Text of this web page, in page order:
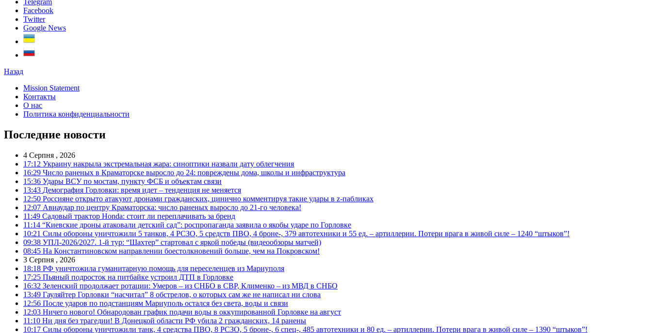
Telegram
Facebook
Twitter
Google News
Назад
Mission Statement
Контакты
О нас
Политика конфиденциальности
Последние новости
4 Серпня , 2026
17:12 Украину накрыла экстремальная жара: синоптики назвали дату облегчения
16:29 Число раненых в Краматорске выросло до 24: повреждены дома, школы и инфраструктура
15:36 Удары ВСУ по мостам, пункту ФСБ и объектам связи
13:43 Демография Горловки: время идет – тенденция не меняется
12:50 Россияне открыто атакуют дронами гражданских, цинично комментируя такие удары в z-пабликах
12:07 Авиаудар по центру Краматорска: число раненых выросло до 21-го человека!
11:49 Садовый трактор Honda: стоит ли переплачивать за бренд
11:14 “Киевские дроны атаковали детский сад”: роспропаганда заявила о якобы ударе по Горловке
10:21 Силы обороны уничтожили 5 танков, 4 РСЗО, 5 средств ПВО, 4 броне-, 379 автотехники и 55 ед. – артиллерии. Потери врага в живой силе – 1240 “штыков”!
09:38 УПЛ-2026/2027. 1-й тур: “Шахтер” стартовал с яркой победы (видеообзоры матчей)
08:45 На Константиновском направлении боестолкновений больше, чем на Покровском!
3 Серпня , 2026
18:18 РФ уничтожила гуманитарную помощь для переселенцев из Мариуполя
17:25 Пьяный подросток на питбайке устроил ДТП в Горловке
16:32 Зеленский продолжает ротации: Умеров – из СНБО в СВР, Клименко – из МВД в СНБО
13:49 Гауляйтер Горловки “насчитал” 8 обстрелов, о которых сам же не написал ни слова
12:56 После ударов по подстанциям Мариуполь остался без света, воды и связи
12:03 Ничего нового! Обнародован график подачи воды в оккупированной Горловке на август
11:10 Ни дня без трагедии! В Донецкой области РФ убила 2 гражданских, 14 ранены
10:17 Силы обороны уничтожили танк, 4 средства ПВО, 8 РСЗО, 5 броне-, 6 спец-, 485 автотехники и 80 ед. – артиллерии. Потери врага в живой силе – 1390 “штыков”!